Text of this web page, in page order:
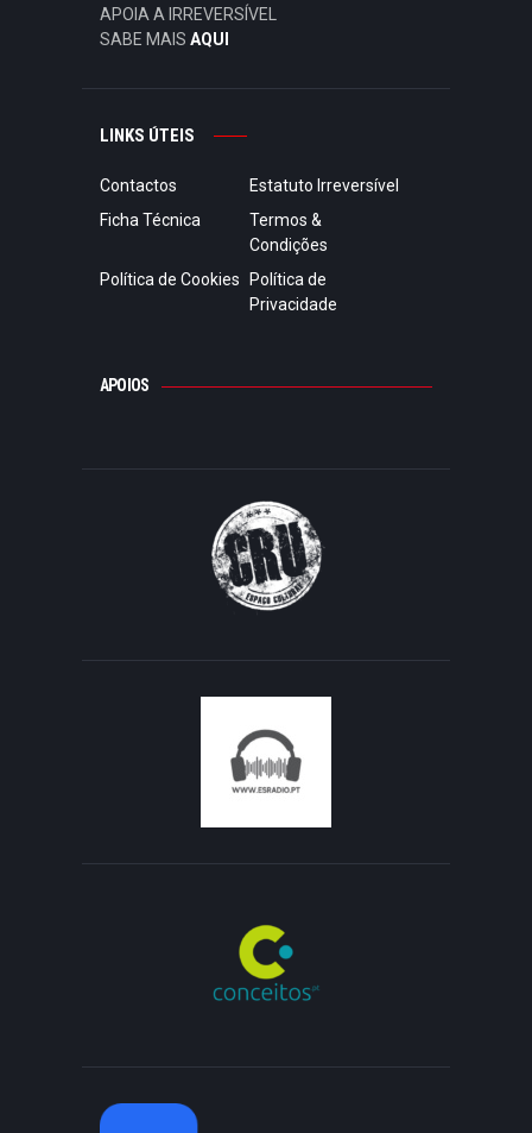
APOIA A IRREVERSÍVEL
SABE MAIS AQUI
LINKS ÚTEIS
Contactos
Estatuto Irreversível
Ficha Técnica
Termos &
Condições
Política de Cookies
Política de
Privacidade
APOIOS